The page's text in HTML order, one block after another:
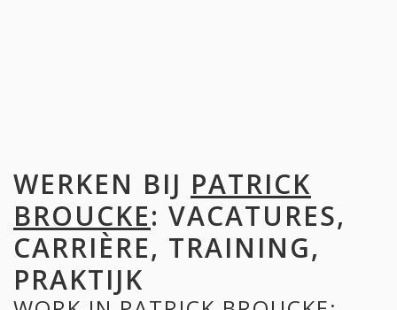
WERKEN BIJ PATRICK
BROUCKE: VACATURES,
CARRIÈRE, TRAINING,
PRAKTIJK